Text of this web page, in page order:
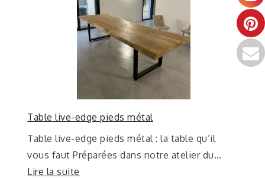
Table live-edge pieds métal
Table live-edge pieds métal : la table qu’il
vous faut Préparées dans notre atelier du…
Lire la suite